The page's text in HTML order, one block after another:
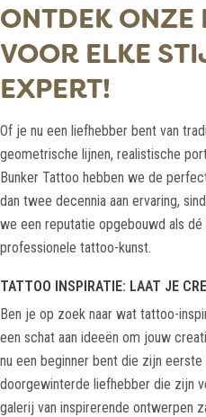
ONTDEK ONZE
VOOR ELKE
EXPERT!
Of je nu een liefhebber bent van
geometrische lijnen, realistische
Bunker Tattoo hebben we de
dan twee decennia aan ervaring,
we een reputatie opgebouwd als
professionele tattoo-kunst.
TATTOO INSPIRATIE: LAAT JE
Ben je op zoek naar wat tattoo-
een schat aan ideeën om jouw
nu een beginner bent die zijn
doorgewinterde liefhebber die zijn
galerij van inspirerende ontwerpen